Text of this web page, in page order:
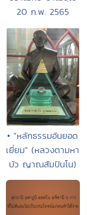
20 ก.พ. 2565
• "หลักธรรมอันยอด
เยี่ยม" (หลวงตามหา
บัว ญาณสัมปันโน)